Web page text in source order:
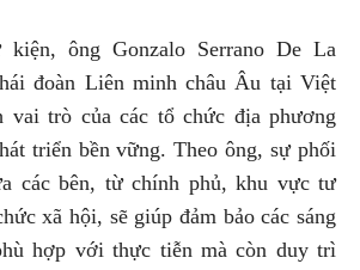
ông Gonzalo Serrano De La
đoàn Liên minh châu Âu tại Việt
vai trò của các tổ chức địa phương
triển bền vững. Theo ông, sự phối
các bên, từ chính phủ, khu vực tư
xã hội, sẽ giúp đảm bảo các sáng
hợp với thực tiễn mà còn duy trì